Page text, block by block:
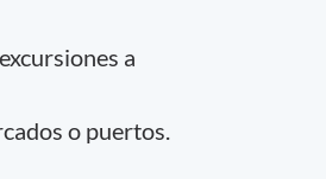
a
o puertos.